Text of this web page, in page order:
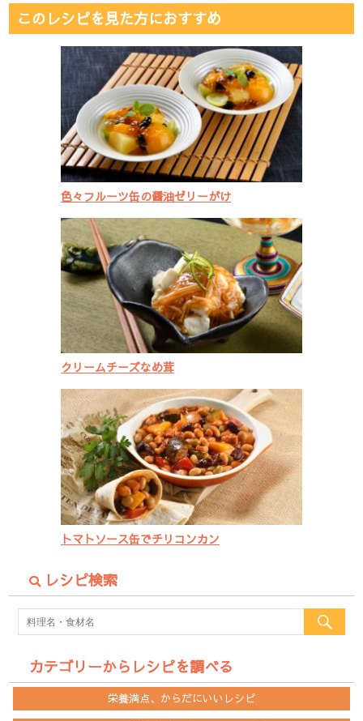
このレシピを見た方におすすめ
色々フルーツ缶の醤油ゼリーがけ
クリームチーズなめ茸
トマトソース缶でチリコンカン
レシピ検索
カテゴリーからレシピを調べる
栄養満点、からだにいいレシピ